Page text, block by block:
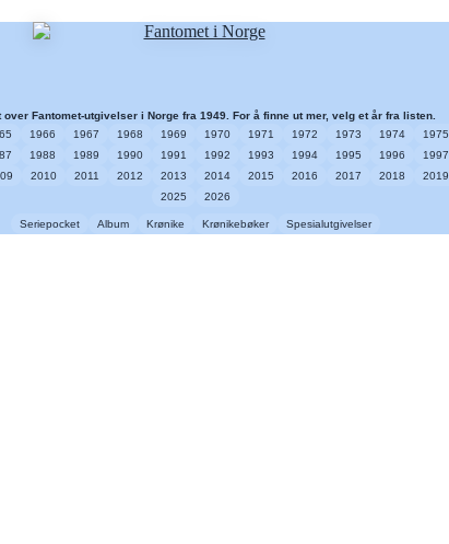
Fantomet-utgivelser i Norge fra 1949. For å finne ut mer, velg et år fra listen.
1966 1967 1968 1969 1970 1971 1972 1973 1974 1975
1988 1989 1990 1991 1992 1993 1994 1995 1996 1997
2010 2011 2012 2013 2014 2015 2016 2017 2018 2019
2025
2026
Seriepocket Album Krønike Krønikebøker Spesialutgivelser